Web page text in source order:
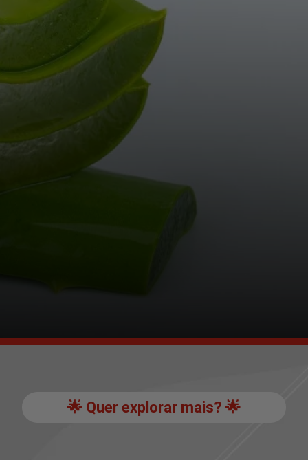
🌟 Quer explorar mais? 🌟